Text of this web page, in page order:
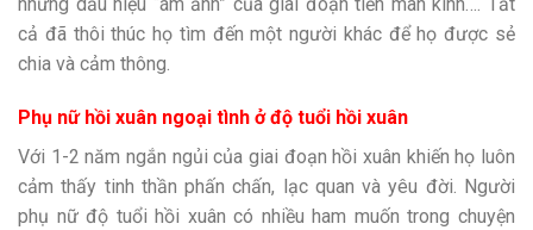
cả đã thôi thúc họ tìm đến một người khác để họ được sẻ
chia và cảm thông.
Phụ nữ hồi xuân ngoại tình ở độ tuổi hồi xuân
Với 1-2 năm ngắn ngủi của giai đoạn hồi xuân khiến họ luôn
cảm thấy tinh thần phấn chấn, lạc quan và yêu đời. Người
phụ nữ độ tuổi hồi xuân có nhiều ham muốn trong chuyện